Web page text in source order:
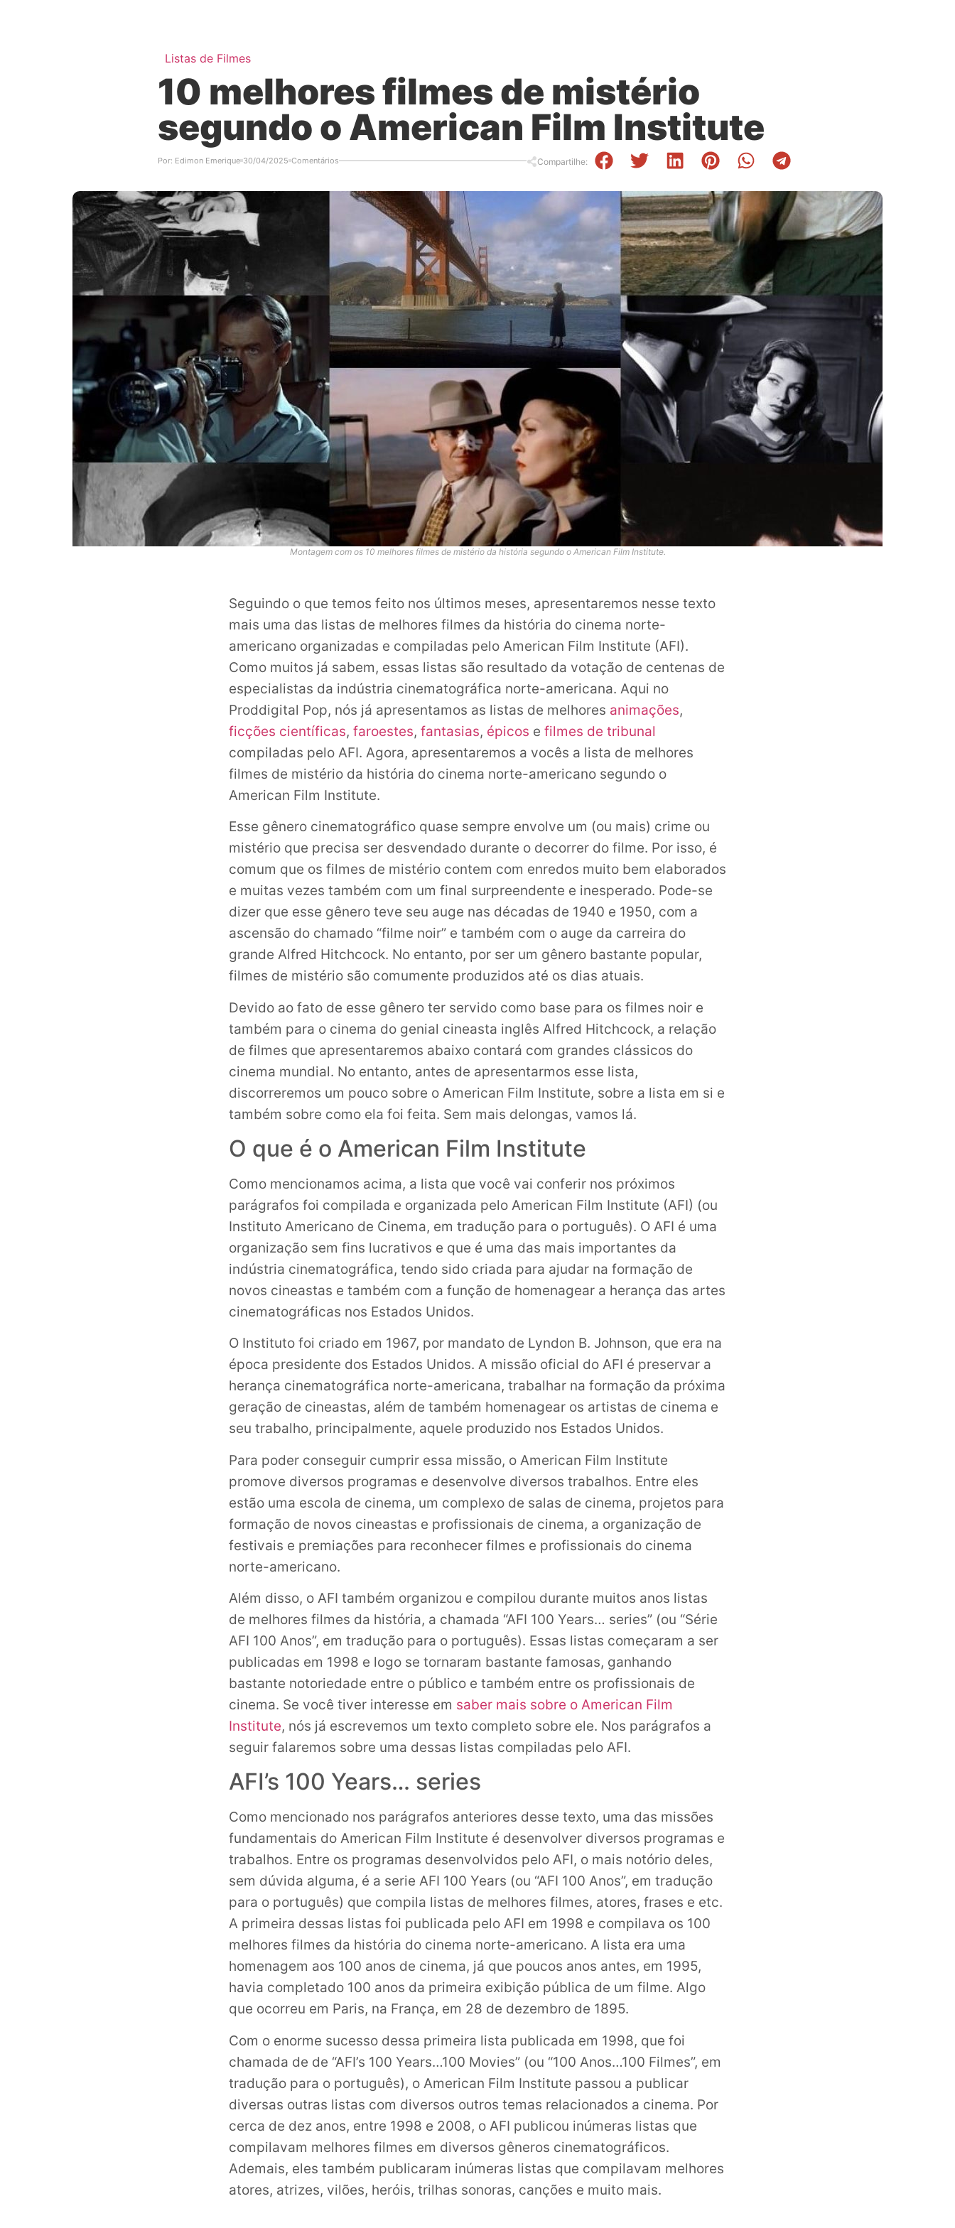
Listas de Filmes
10 melhores filmes de mistério
segundo o American Film Institute
Por: Edimon Emerique 30/04/2025 Comentários Compartilhe:
Montagem com os 10 melhores filmes de mistério da história segundo o American Film Institute.
Seguindo o que temos feito nos últimos meses, apresentaremos nesse texto
mais uma das listas de melhores filmes da história do cinema norte-
americano organizadas e compiladas pelo American Film Institute (AFI).
Como muitos já sabem, essas listas são resultado da votação de centenas de
especialistas da indústria cinematográfica norte-americana. Aqui no
Proddigital Pop, nós já apresentamos as listas de melhores animações,
ficções científicas, faroestes, fantasias, épicos e filmes de tribunal
compiladas pelo AFI. Agora, apresentaremos a vocês a lista de melhores
filmes de mistério da história do cinema norte-americano segundo o
American Film Institute.
Esse gênero cinematográfico quase sempre envolve um (ou mais) crime ou
mistério que precisa ser desvendado durante o decorrer do filme. Por isso, é
comum que os filmes de mistério contem com enredos muito bem elaborados
e muitas vezes também com um final surpreendente e inesperado. Pode-se
dizer que esse gênero teve seu auge nas décadas de 1940 e 1950, com a
ascensão do chamado “filme noir” e também com o auge da carreira do
grande Alfred Hitchcock. No entanto, por ser um gênero bastante popular,
filmes de mistério são comumente produzidos até os dias atuais.
Devido ao fato de esse gênero ter servido como base para os filmes noir e
também para o cinema do genial cineasta inglês Alfred Hitchcock, a relação
de filmes que apresentaremos abaixo contará com grandes clássicos do
cinema mundial. No entanto, antes de apresentarmos esse lista,
discorreremos um pouco sobre o American Film Institute, sobre a lista em si e
também sobre como ela foi feita. Sem mais delongas, vamos lá.
O que é o American Film Institute
Como mencionamos acima, a lista que você vai conferir nos próximos
parágrafos foi compilada e organizada pelo American Film Institute (AFI) (ou
Instituto Americano de Cinema, em tradução para o português). O AFI é uma
organização sem fins lucrativos e que é uma das mais importantes da
indústria cinematográfica, tendo sido criada para ajudar na formação de
novos cineastas e também com a função de homenagear a herança das artes
cinematográficas nos Estados Unidos.
O Instituto foi criado em 1967, por mandato de Lyndon B. Johnson, que era na
época presidente dos Estados Unidos. A missão oficial do AFI é preservar a
herança cinematográfica norte-americana, trabalhar na formação da próxima
geração de cineastas, além de também homenagear os artistas de cinema e
seu trabalho, principalmente, aquele produzido nos Estados Unidos.
Para poder conseguir cumprir essa missão, o American Film Institute
promove diversos programas e desenvolve diversos trabalhos. Entre eles
estão uma escola de cinema, um complexo de salas de cinema, projetos para
formação de novos cineastas e profissionais de cinema, a organização de
festivais e premiações para reconhecer filmes e profissionais do cinema
norte-americano.
Além disso, o AFI também organizou e compilou durante muitos anos listas
de melhores filmes da história, a chamada “AFI 100 Years… series” (ou “Série
AFI 100 Anos”, em tradução para o português). Essas listas começaram a ser
publicadas em 1998 e logo se tornaram bastante famosas, ganhando
bastante notoriedade entre o público e também entre os profissionais de
cinema. Se você tiver interesse em saber mais sobre o American Film
Institute, nós já escrevemos um texto completo sobre ele. Nos parágrafos a
seguir falaremos sobre uma dessas listas compiladas pelo AFI.
AFI’s 100 Years… series
Como mencionado nos parágrafos anteriores desse texto, uma das missões
fundamentais do American Film Institute é desenvolver diversos programas e
trabalhos. Entre os programas desenvolvidos pelo AFI, o mais notório deles,
sem dúvida alguma, é a serie AFI 100 Years (ou “AFI 100 Anos”, em tradução
para o português) que compila listas de melhores filmes, atores, frases e etc.
A primeira dessas listas foi publicada pelo AFI em 1998 e compilava os 100
melhores filmes da história do cinema norte-americano. A lista era uma
homenagem aos 100 anos de cinema, já que poucos anos antes, em 1995,
havia completado 100 anos da primeira exibição pública de um filme. Algo
que ocorreu em Paris, na França, em 28 de dezembro de 1895.
Com o enorme sucesso dessa primeira lista publicada em 1998, que foi
chamada de de “AFI’s 100 Years…100 Movies” (ou “100 Anos…100 Filmes”, em
tradução para o português), o American Film Institute passou a publicar
diversas outras listas com diversos outros temas relacionados a cinema. Por
cerca de dez anos, entre 1998 e 2008, o AFI publicou inúmeras listas que
compilavam melhores filmes em diversos gêneros cinematográficos.
Ademais, eles também publicaram inúmeras listas que compilavam melhores
atores, atrizes, vilões, heróis, trilhas sonoras, canções e muito mais.